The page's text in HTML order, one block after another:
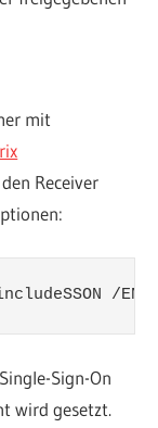
mit
Receiver
/
Sign-On
wird gesetzt.